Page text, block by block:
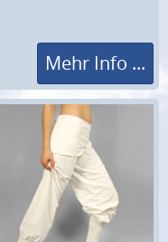
Mehr Info ...